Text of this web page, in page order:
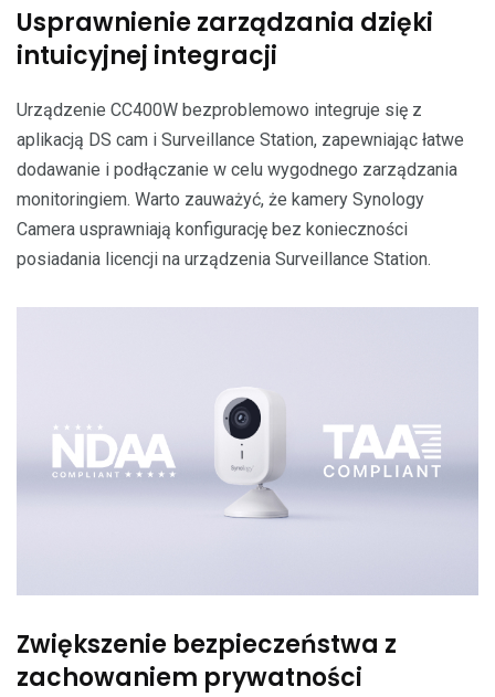
Usprawnienie zarządzania dzięki
intuicyjnej integracji
Urządzenie CC400W bezproblemowo integruje się z
aplikacją DS cam i Surveillance Station, zapewniając łatwe
dodawanie i podłączanie w celu wygodnego zarządzania
monitoringiem. Warto zauważyć, że kamery Synology
Camera usprawniają konfigurację bez konieczności
posiadania licencji na urządzenia Surveillance Station.
Zwiększenie bezpieczeństwa z
zachowaniem prywatności